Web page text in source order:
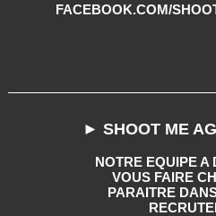
FACEBOOK.COM/
► SHOOT ME
NOTRE EQUIPE A
VOUS FAIRE
PARAITRE